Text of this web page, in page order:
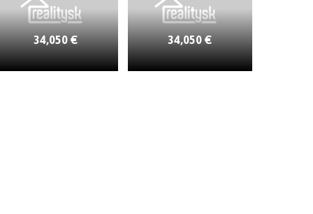
34,050 € 34,050 €